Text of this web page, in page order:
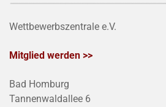
Wettbewerbszentrale e.V.
Mitglied werden >>
Bad Homburg
Tannenwaldallee 6